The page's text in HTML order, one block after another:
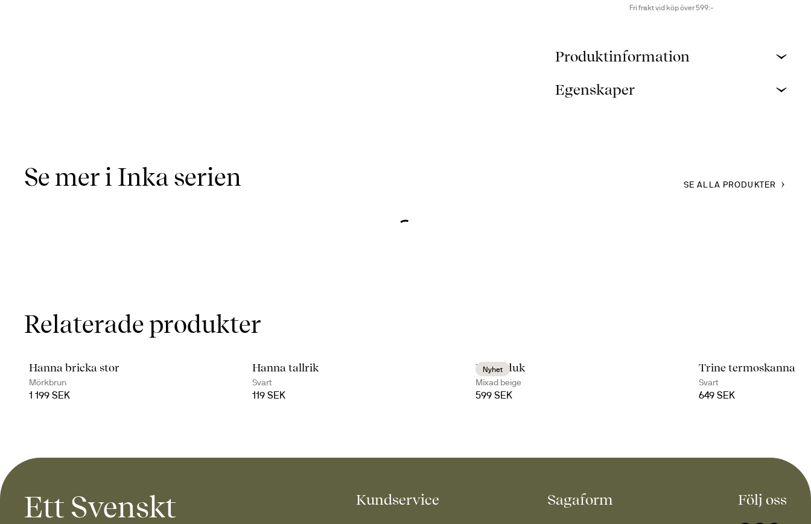
Fri frakt vid köp över 599:-
Produktinformation
Egenskaper
Se mer i Inka serien SE ALLA PRODUKTER
Relaterade produkter
Hanna bricka stor
Mörkbrun
1 199 SEK
Hanna tallrik
Svart
119 SEK
Nyhet
Edith duk
Mixad beige
599 SEK
Trine termoskanna
Svart
649 SEK
Ett Svenskt
Kundservice Sagaform Följ oss